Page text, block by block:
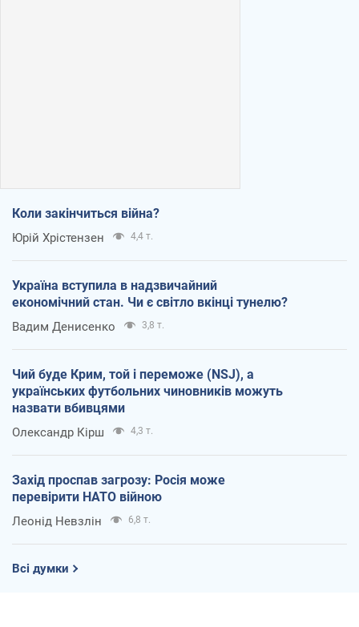
Коли закінчиться війна?
Юрій Хрістензен 4,4 т.
Україна вступила в надзвичайний
економічний стан. Чи є світло вкінці тунелю?
Вадим Денисенко 3,8 т.
Чий буде Крим, той і переможе (NSJ), а
українських футбольних чиновників можуть
назвати вбивцями
Олександр Кірш 4,3 т.
Захід проспав загрозу: Росія може
перевірити НАТО війною
Леонід Невзлін 6,8 т.
Всі думки